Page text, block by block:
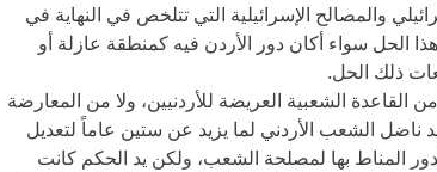
والمصالح الإسرائيلية التي تتلخص في النهاية في
الحل سواء أكان دور الأردن فيه كمنطقة عازلة أو
ذلك الحل.
القاعدة الشعبية العريضة للأردنيين، ولا من المعارضة
ناضل الشعب الأردني لما يزيد عن ستين عاماً لتعديل
المناط بها لمصلحة الشعب، ولكن يد الحكم كانت